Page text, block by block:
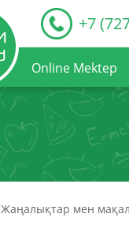
+7
Online Mektep
Жаңалықтар мен